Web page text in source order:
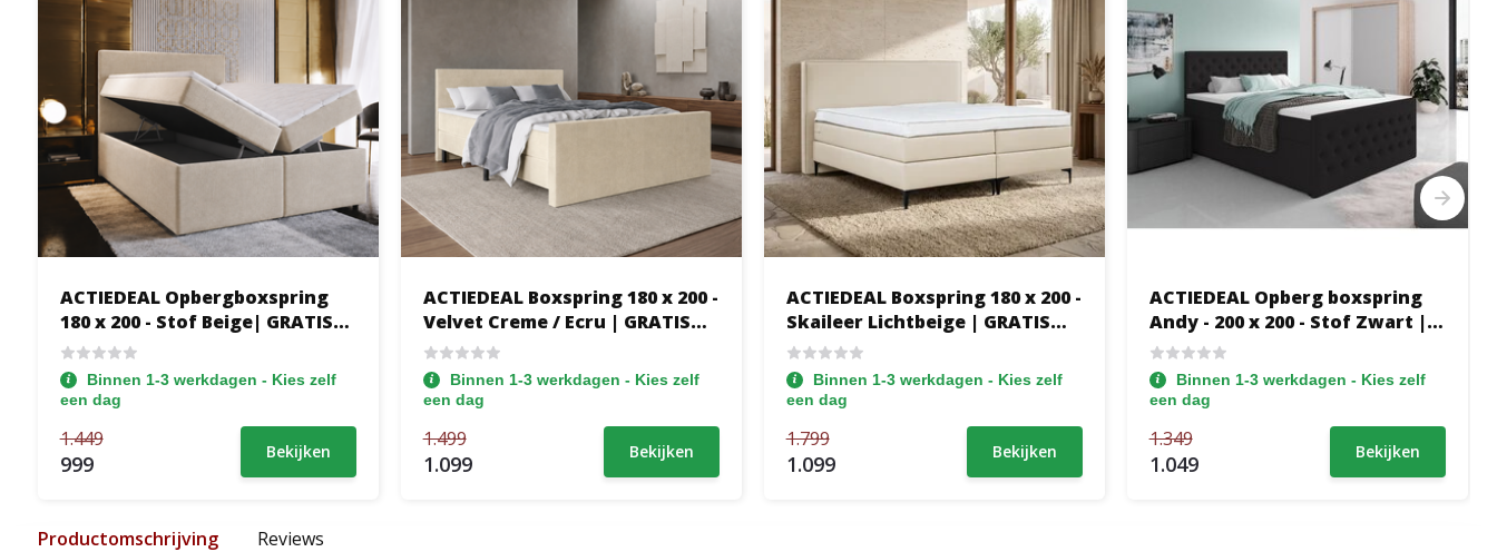
ACTIEDEAL Opbergboxspring
180 x 200 - Stof Beige| GRATIS
TOPPER - 40 cm Hoge
Opslagruimte + Stevige
Matrassen tot 140 kg +
Binnen 1-3 werkdagen - Kies zelf
een dag
1.449
999 Bekijken
ACTIEDEAL Boxspring 180 x 200 -
Velvet Creme / Ecru | GRATIS
TOPPER - HB+VB Glad - 30 cm
Pocketbox - 1x Groot Matras
Stevig tot 160 kg
Binnen 1-3 werkdagen - Kies zelf
een dag
1.499
1.099 Bekijken
ACTIEDEAL Boxspring 180 x 200 -
Skaileer Lichtbeige | GRATIS
TOPPER - Hoofdbord Met
Biesrand + 30 cm pocketboxen
+ Stevige matrassen tot 160 kg
Binnen 1-3 werkdagen - Kies zelf
een dag
1.799
1.099 Bekijken
ACTIEDEAL Opberg boxspring
Andy - 200 x 200 - Stof Zwart |
GRATIS TOPPER - Incl.
Pocketvering + 40 cm extra
hoge opbergruimte
Binnen 1-3 werkdagen - Kies zelf
een dag
1.349
1.049 Bekijken
Productomschrijving Reviews